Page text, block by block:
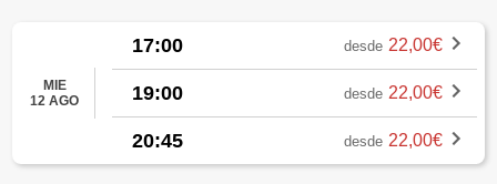
MIE
12 AGO
17:00 desde 22,00€
19:00 desde 22,00€
20:45 desde 22,00€